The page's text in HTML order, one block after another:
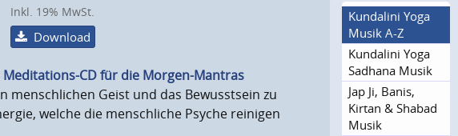
Inkl. 19% MwSt.
Download
Meditations-CD für die Morgen-Mantras
menschlichen Geist und das Bewusstsein zu
welche die menschliche Psyche reinigen
Kundalini Yoga
Musik A-Z
Kundalini Yoga
Sadhana Musik
Jap Ji, Banis,
Kirtan & Shabad
Musik